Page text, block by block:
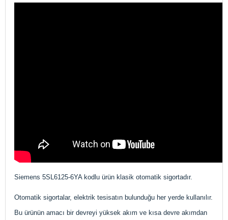
Siemens 5SL6125-6YA kodlu ürün klasik otomatik sigortadır.
Otomatik sigortalar, elektrik tesisatın bulunduğu her yerde kullanılır.
Bu ürünün amacı bir devreyi yüksek akım ve kısa devre akımdan